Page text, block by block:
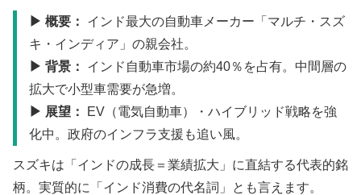
▶ 概要：
インド最大の自動車メーカー「マルチ・スズ
キ・インディア」の親会社。
▶ 背景：
インド自動車市場の約40％を占有。中間層の
拡大で小型車需要が急増。
▶ 展望：
EV（電気自動車）・ハイブリッド戦略を強
化中。政府のインフラ支援も追い風。
スズキは「インドの成長＝業績拡大」に直結する代表的銘
柄。実質的に「インド消費の代名詞」とも言えます。